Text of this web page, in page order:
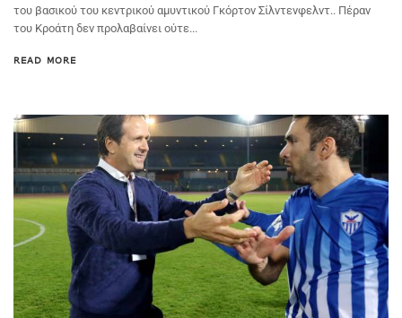
του βασικού του κεντρικού αμυντικού Γκόρτον Σίλντενφελντ.. Πέραν
του Κροάτη δεν προλαβαίνει ούτε...
READ MORE